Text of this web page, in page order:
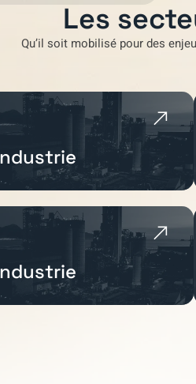
Les
Qu’il soit mobilisé pourdes